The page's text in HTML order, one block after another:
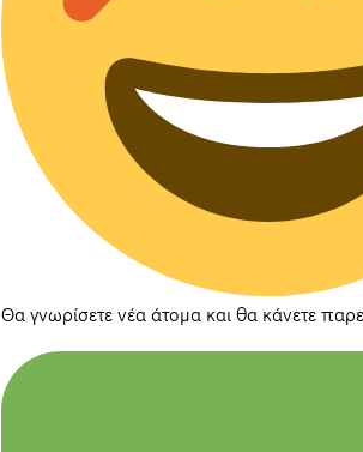
Θα γνωρίσετε νέα άτομα και θα κάνετε